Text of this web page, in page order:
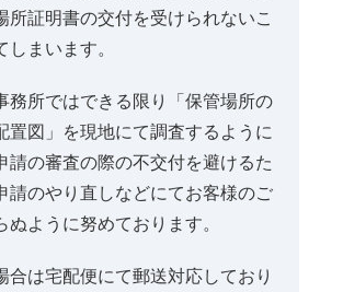
所証明書の交付を受けられないこ
まいます。
務所ではできる限り「保管場所の
置図」を現地にて調査するように
請の審査の際の不交付を避けるた
請のやり直しなどにてお客様のご
ぬように努めております。
合は宅配便にて郵送対応しており